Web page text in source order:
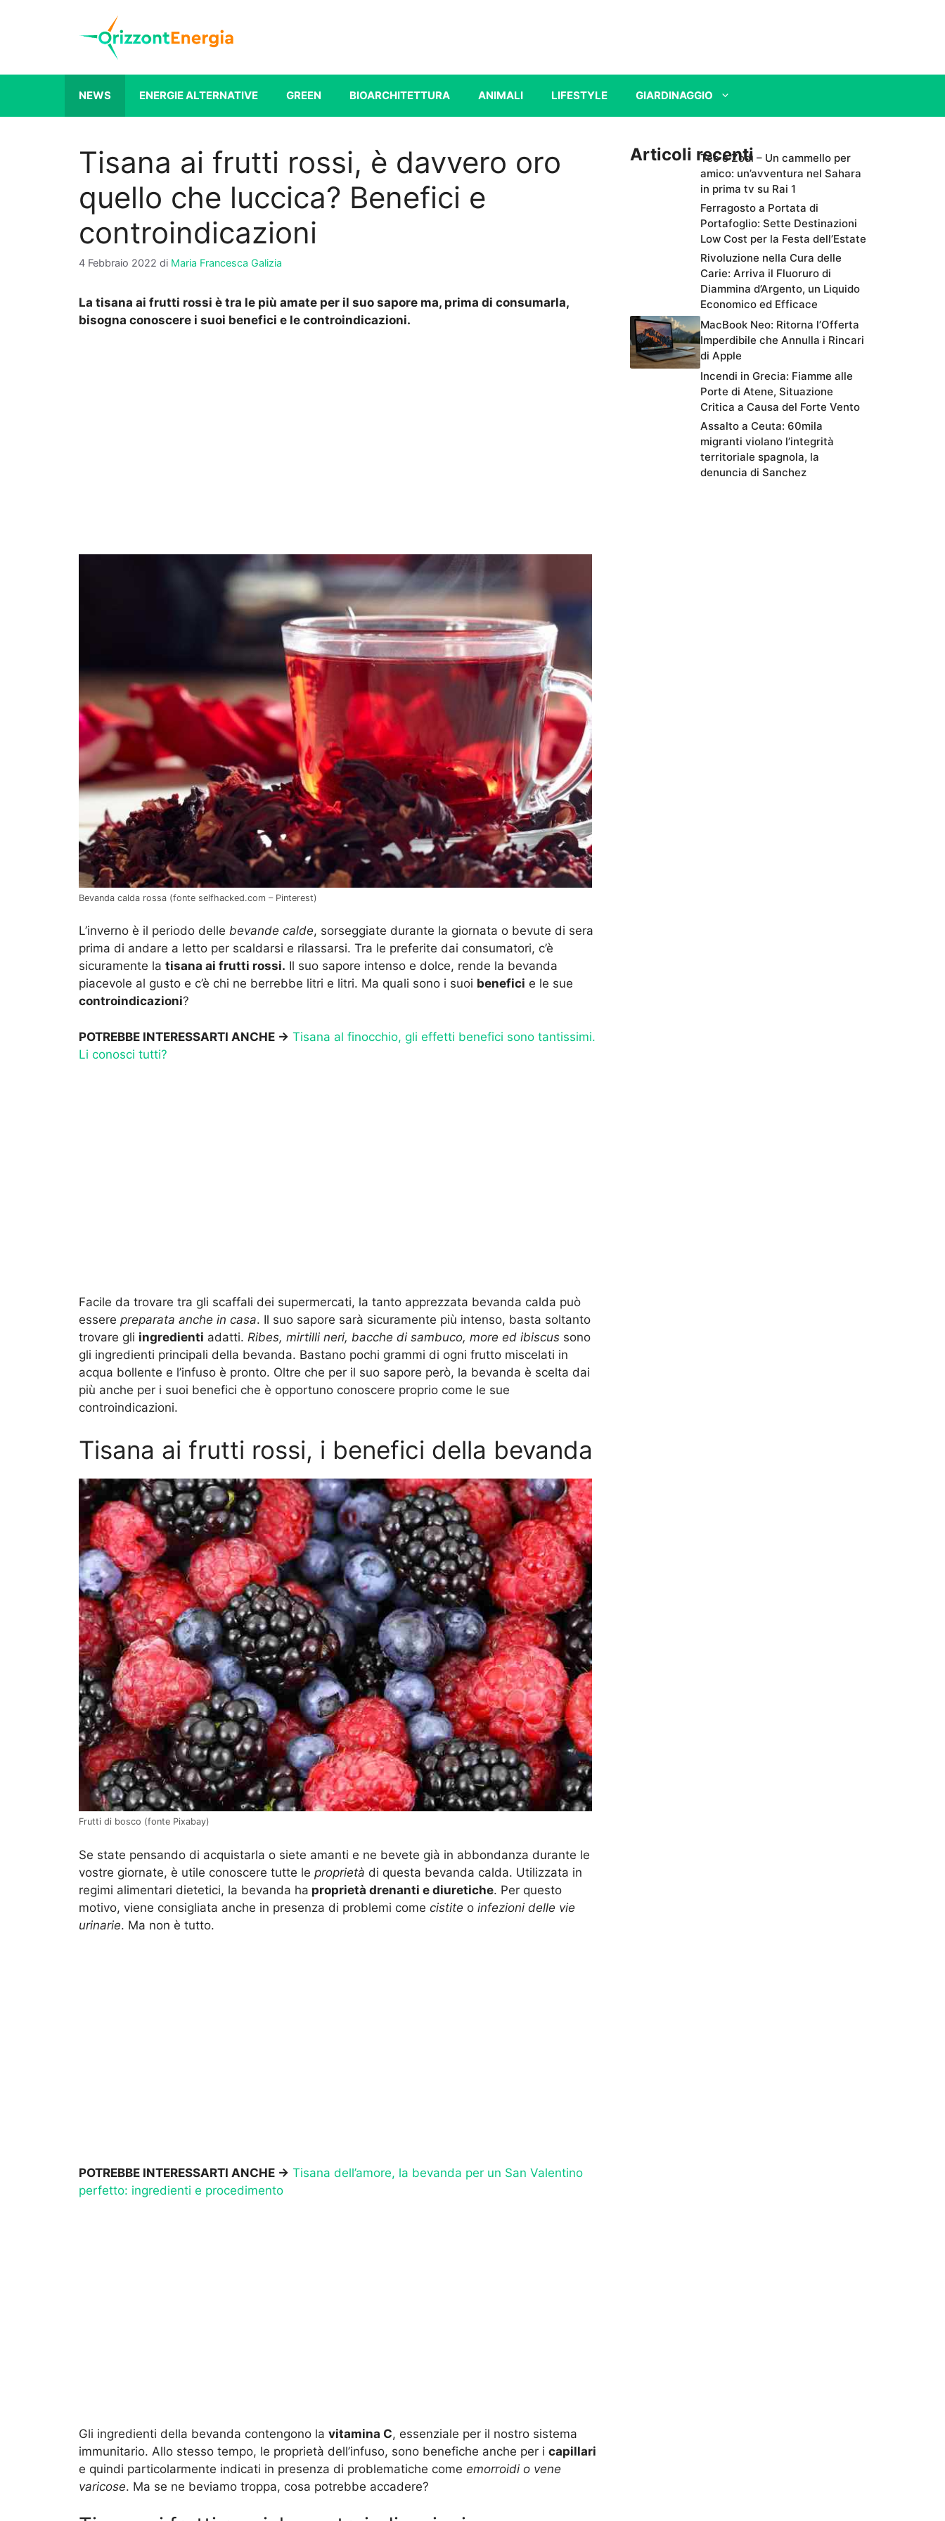
NEWS ENERGIE ALTERNATIVE GREEN BIOARCHITETTURA ANIMALI LIFESTYLE GIARDINAGGIO
Tisana ai frutti rossi, è davvero oro
quello che luccica? Benefici e
controindicazioni
4 Febbraio 2022 di Maria Francesca Galizia
La tisana ai frutti rossi è tra le più amate per il suo sapore ma, prima di consumarla,
bisogna conoscere i suoi benefici e le controindicazioni.
Bevanda calda rossa (fonte selfhacked.com – Pinterest)
L’inverno è il periodo delle bevande calde, sorseggiate durante la giornata o bevute di sera
prima di andare a letto per scaldarsi e rilassarsi. Tra le preferite dai consumatori, c’è
sicuramente la tisana ai frutti rossi. Il suo sapore intenso e dolce, rende la bevanda
piacevole al gusto e c’è chi ne berrebbe litri e litri. Ma quali sono i suoi benefici e le sue
controindicazioni?
POTREBBE INTERESSARTI ANCHE -> Tisana al finocchio, gli effetti benefici sono tantissimi.
Li conosci tutti?
Facile da trovare tra gli scaffali dei supermercati, la tanto apprezzata bevanda calda può
essere preparata anche in casa. Il suo sapore sarà sicuramente più intenso, basta soltanto
trovare gli ingredienti adatti. Ribes, mirtilli neri, bacche di sambuco, more ed ibiscus sono
gli ingredienti principali della bevanda. Bastano pochi grammi di ogni frutto miscelati in
acqua bollente e l’infuso è pronto. Oltre che per il suo sapore però, la bevanda è scelta dai
più anche per i suoi benefici che è opportuno conoscere proprio come le sue
controindicazioni.
Tisana ai frutti rossi, i benefici della bevanda
Frutti di bosco (fonte Pixabay)
Se state pensando di acquistarla o siete amanti e ne bevete già in abbondanza durante le
vostre giornate, è utile conoscere tutte le proprietà di questa bevanda calda. Utilizzata in
regimi alimentari dietetici, la bevanda ha proprietà drenanti e diuretiche. Per questo
motivo, viene consigliata anche in presenza di problemi come cistite o infezioni delle vie
urinarie. Ma non è tutto.
POTREBBE INTERESSARTI ANCHE -> Tisana dell’amore, la bevanda per un San Valentino
perfetto: ingredienti e procedimento
Gli ingredienti della bevanda contengono la vitamina C, essenziale per il nostro sistema
immunitario. Allo stesso tempo, le proprietà dell’infuso, sono benefiche anche per i capillari
e quindi particolarmente indicati in presenza di problematiche come emorroidi o vene
varicose. Ma se ne beviamo troppa, cosa potrebbe accadere?
Articoli recentiTeo e Zodì – Un cammello per
amico: un’avventura nel Sahara
in prima tv su Rai 1
Ferragosto a Portata di
Portafoglio: Sette Destinazioni
Low Cost per la Festa dell’Estate
Rivoluzione nella Cura delle
Carie: Arriva il Fluoruro di
Diammina d’Argento, un Liquido
Economico ed Efficace
MacBook Neo: Ritorna l’Offerta
Imperdibile che Annulla i Rincari
di Apple
Incendi in Grecia: Fiamme alle
Porte di Atene, Situazione
Critica a Causa del Forte Vento
Assalto a Ceuta: 60mila
migranti violano l’integrità
territoriale spagnola, la
denuncia di Sanchez